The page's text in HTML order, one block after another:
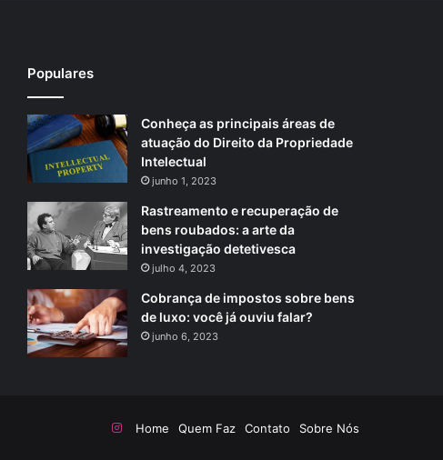
Populares
Conheça as principais áreas de
atuação do Direito da Propriedade
Intelectual
junho 1, 2023
Rastreamento e recuperação de
bens roubados: a arte da
investigação detetivesca
julho 4, 2023
Cobrança de impostos sobre bens
de luxo: você já ouviu falar?
junho 6, 2023
Home Quem Faz Contato Sobre Nós
Instagram